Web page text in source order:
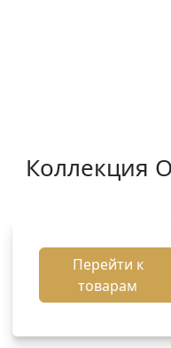
Коллекция
Перейти к
товарам